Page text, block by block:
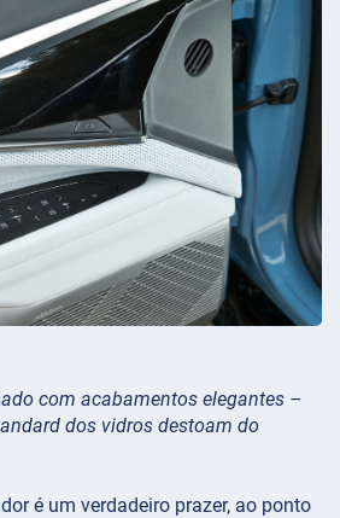
com acabamentos elegantes –
dos vidros destoam do
é um verdadeiro prazer, ao ponto